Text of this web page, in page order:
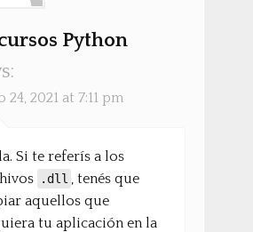
Python
24, 2021 at 7:11 pm
Si te referís a los
.dll , tenés que
aquellos que
tu aplicación en la